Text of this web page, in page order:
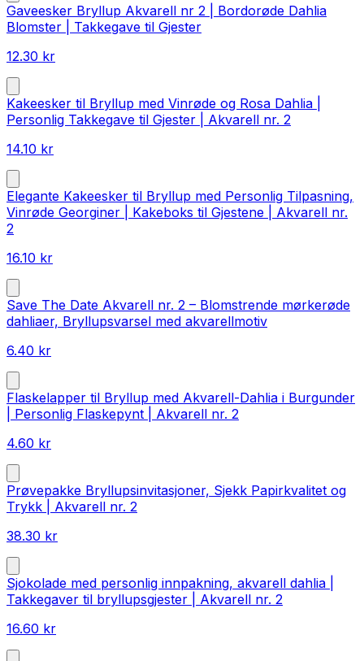
Gaveesker Bryllup Akvarell nr 2 | Bordorøde Dahlia
Blomster | Takkegave til Gjester
12.30 kr
Kakeesker til Bryllup med Vinrøde og Rosa Dahlia |
Personlig Takkegave til Gjester | Akvarell nr. 2
14.10 kr
Elegante Kakeesker til Bryllup med Personlig Tilpasning,
Vinrøde Georginer | Kakeboks til Gjestene | Akvarell nr.
2
16.10 kr
Save The Date Akvarell nr. 2 – Blomstrende mørkerøde
dahliaer, Bryllupsvarsel med akvarellmotiv
6.40 kr
Flaskelapper til Bryllup med Akvarell-Dahlia i Burgunder
| Personlig Flaskepynt | Akvarell nr. 2
4.60 kr
Prøvepakke Bryllupsinvitasjoner, Sjekk Papirkvalitet og
Trykk | Akvarell nr. 2
38.30 kr
Sjokolade med personlig innpakning, akvarell dahlia |
Takkegaver til bryllupsgjester | Akvarell nr. 2
16.60 kr